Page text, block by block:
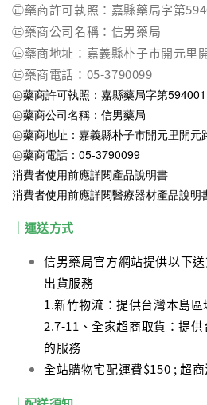
㊣藥商許可執照：嘉縣藥局字第
㊣藥商公司名稱：信男藥局
㊣藥商地址：嘉義縣朴子市開元里
㊣藥商電話：05-3790099
㊣藥商許可執照：嘉縣藥局字第
㊣藥商公司名稱：信男藥局
㊣藥商地址：嘉義縣朴子市開元里開元
㊣藥商電話：05-3790099
消費者使用前應詳閱產品說明書
消費者使用前應詳閱醫療器材產品說明
｜運送方式
信男藥局官方網站提供以下
出貨服務
1.新竹物流：提供台灣本島區
2.7-11、全家超商取貨：提
的服務
全站購物宅配運費$150 ; 超商